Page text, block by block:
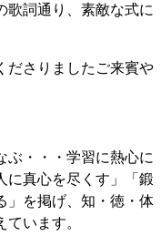
歌詞通り、素敵な式に
ださりましたご来賓や
・・・学習に熱心に
真心を尽くす」「鍛
を掲げ、知・徳・体
います。